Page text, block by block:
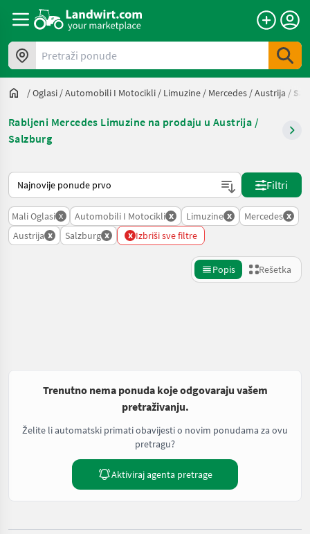
Pretraži ponude
/Oglasi /Automobili I Motocikli / Limuzine / Mercedes /Austrija /
Rabljeni Mercedes Limuzine na prodaju u Austrija /
Salzburg
Tako se sortira na Landwirt.com
Filtri
Mali Oglasi x Automobili I Motocikli x Limuzine x Mercedes x
Austrija x Salzburg x x Izbriši sve filtre
Popis Rešetka
Trenutno nema ponuda koje odgovaraju vašem
pretraživanju.
Želite li automatski primati obavijesti o novim ponudama za ovu
pretragu?
Aktiviraj agenta pretrage